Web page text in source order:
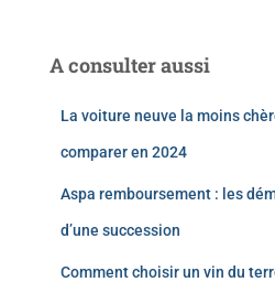
A consulter aussi
La voiture neuve la moins
comparer en 2024
Aspa remboursement : les
d’une succession
Comment choisir un vin du